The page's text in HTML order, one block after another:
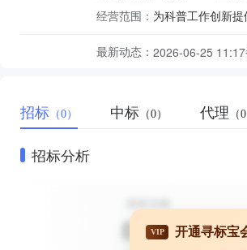
经营范围：
最新动态： 2026-06-25 11:17
招标 （0） 中标 （0） 代理 （0
招标分析
VIP 开通寻标宝